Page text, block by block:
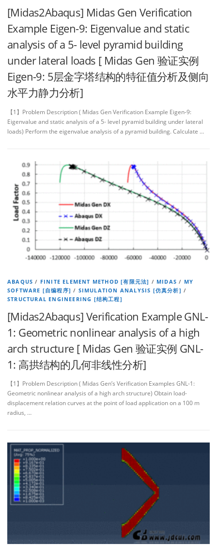
[Midas2Abaqus] Midas Gen Verification
Example Eigen-9: Eigenvalue and static
analysis of a 5- level pyramid building
under lateral loads [ Midas Gen 验证实例
Eigen-9: 5层金字塔结构的特征值分析及侧向
水平力静力分析]
【1】Problem Description ( Midas Gen Verification Example Eigen-9:
Eigenvalue and static analysis of a 5- level pyramid building under lateral
loads) Perform the eigenvalue analysis of a pyramid building. Calculate …
ABAQUS / FINITE ELEMENT METHOD [有限元法] / MIDAS / MY
SOFTWARE [自编程序] / SIMULATION ANALYSIS [仿真分析] /
STRUCTURAL ENGINEERING [结构工程]
[Midas2Abaqus] Verification Example GNL-
1: Geometric nonlinear analysis of a high
arch structure [ Midas Gen 验证实例 GNL-
1: 高拱结构的几何非线性分析]
【1】Problem Description ( Midas Gen’s Verification Examples GNL-1:
Geometric nonlinear analysis of a high arch structure) Obtain load-
displacement relation curves at the point of load application on a 100 m
radius, …